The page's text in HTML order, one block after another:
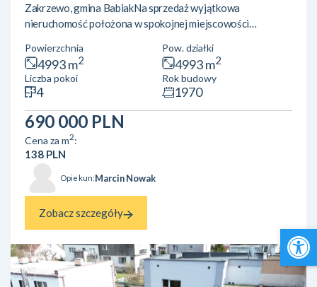
Zakrzewo, gmina BabiakNa sprzedaż wyjątkowa
nieruchomość położona w spokojnej miejscowości
miejsce dla osób ceniących ciszę, przestrzeń oraz bliskość
natury. Wieś liczy zaledwie około 200 mieszkańców i
charakteryzuje się spokojnym, rolniczym
charakterem.Nieruchomość obejmuje dom o powierzchni
użytkowej około 150 m² usytuowany na działce o
powierzchni 50 arów (5000 m²). Dodatkowym atute...
Powierzchnia
4993 m2
Pow. działki
4993 m2
Liczba pokoi
4
Rok budowy
1970
690 000 PLN
Cena za m2:
138 PLN
Opiekun:Marcin Nowak
Zobacz szczegóły